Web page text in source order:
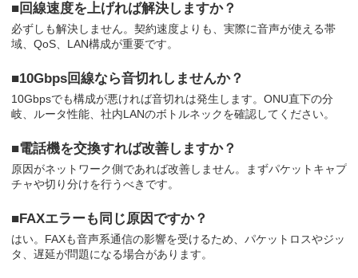
■回線速度を上げれば解決しますか？
必ずしも解決しません。契約速度よりも、実際に音声が使える帯
域、QoS、LAN構成が重要です。
■10Gbps回線なら音切れしませんか？
10Gbpsでも構成が悪ければ音切れは発生します。ONU直下の分
岐、ルータ性能、社内LANのボトルネックを確認してください。
■電話機を交換すれば改善しますか？
原因がネットワーク側であれば改善しません。まずパケットキャプ
チャや切り分けを行うべきです。
■FAXエラーも同じ原因ですか？
はい。FAXも音声系通信の影響を受けるため、パケットロスやジッ
タ、遅延が問題になる場合があります。